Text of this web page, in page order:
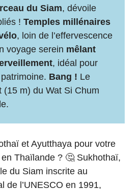
du Siam, dévoile
! Temples millénaires
, loin de l’effervescence
voyage serein mêlant
, idéal pour
Bang ! Le
(15 m) du Wat Si Chum
et Ayutthaya pour votre
Thaïlande ? 🤔 Sukhothaï,
du Siam inscrite au
de l’UNESCO en 1991,